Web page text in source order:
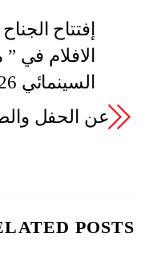
إفتتاح
الافلام في
السينمائي 2026
عن الحفل
POSTS